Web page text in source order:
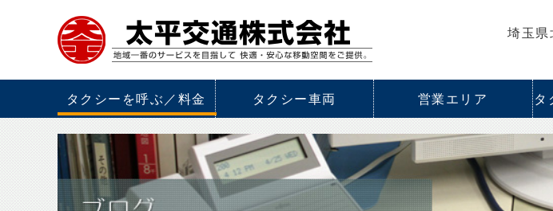
埼玉
タクシーを呼ぶ／料金 タクシー車両 営業エリア タ